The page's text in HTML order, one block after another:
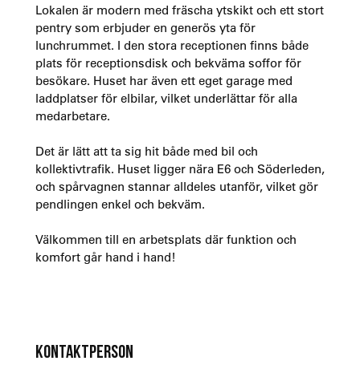
Lokalen är modern med fräscha ytskikt och ett stort
pentry som erbjuder en generös yta för
lunchrummet. I den stora receptionen finns både
plats för receptionsdisk och bekväma soffor för
besökare. Huset har även ett eget garage med
laddplatser för elbilar, vilket underlättar för alla
medarbetare.
Det är lätt att ta sig hit både med bil och
kollektivtrafik. Huset ligger nära E6 och Söderleden,
och spårvagnen stannar alldeles utanför, vilket gör
pendlingen enkel och bekväm.
Välkommen till en arbetsplats där funktion och
komfort går hand i hand!
KONTAKTPERSON